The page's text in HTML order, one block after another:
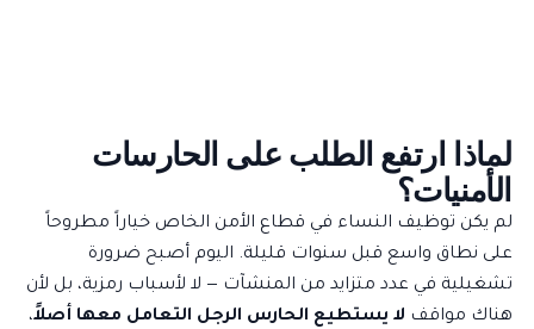
لماذا ارتفع الطلب على الحارسات
الأمنيات؟
لم يكن توظيف النساء في قطاع الأمن الخاص خياراً مطروحاً
على نطاق واسع قبل سنوات قليلة. اليوم أصبح ضرورة
تشغيلية في عدد متزايد من المنشآت — لا لأسباب رمزية، بل لأن
هناك مواقف لا يستطيع الحارس الرجل التعامل معها أصلاً،